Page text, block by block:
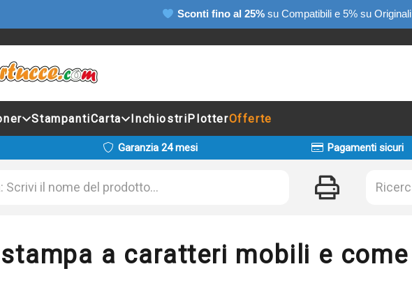
Sconti fino al 25% su Compatibili e 5% su Originali
StampantiCarta InchiostriPlotterOfferte
Garanzia 24 mesi Pagamenti sicuri
stampa a caratteri mobili e come